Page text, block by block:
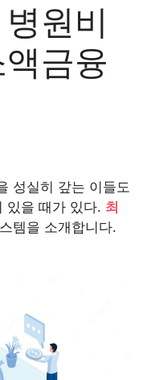
원비
금융
성실히 갚는 이들도
있을 때가 있다. 최
템을 소개합니다.